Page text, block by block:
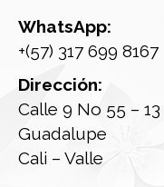
WhatsApp:
+(57) 317 699 8167
Dirección:
Calle 9 No 55 –
Guadalupe
Cali – Valle